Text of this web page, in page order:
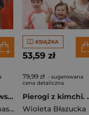
Rafał Majka. Zawsze z przodu. Rozmawia Tomasz Kalemba - książka z autografem
KSIĄŻKA
53,59 zł
79,99 zł - sugerowana
cena detaliczna
Pierogi z
Wioleta Błazucka